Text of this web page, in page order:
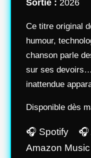
Sortie : 2026
Ce titre original
humour,
chanson parle
sur ses
inattendue
Disponible dès
🎧 Spotify 🎧
Amazon